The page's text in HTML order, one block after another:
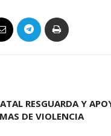
RESGUARDA Y
DE VIOLENCIA